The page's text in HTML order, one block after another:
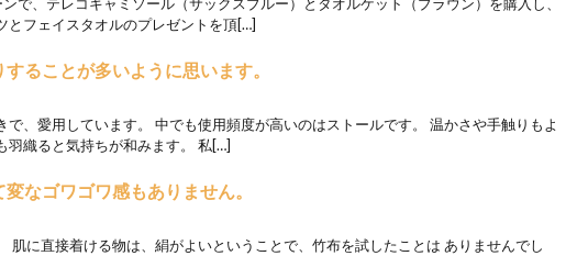
で、テレコキャミソール（サックスブルー）とタオルケット（ブラウン）を購入し、
とフェイスタオルのプレゼントを頂[…]
ることが多いように思います。
で、愛用しています。 中でも使用頻度が高いのはストールです。 温かさや手触りもよ
羽織ると気持ちが和みます。 私[…]
なゴワゴワ感もありません。
肌に直接着ける物は、絹がよいということで、竹布を試したことは ありませんでし